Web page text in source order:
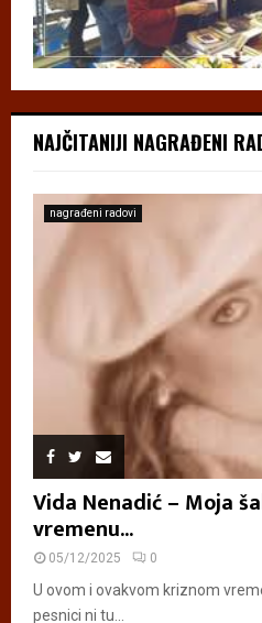
NAJČITANIJI NAGRAĐENI
nagrađeni radovi
Vida Nenadić – Moja
vremenu...
05/12/2025 0
U ovom i ovakvom kriznom
pesnici ni tu...